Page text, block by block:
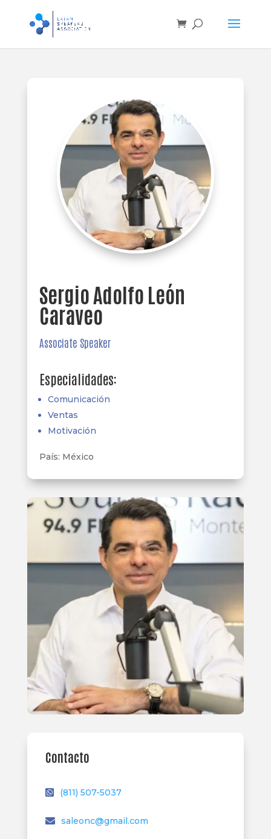
Sergio Adolfo León
Caraveo
Associate Speaker
Especialidades:
Comunicación
Ventas
Motivación
País: México
Contacto
(811) 507-5037
saleonc@gmail.com